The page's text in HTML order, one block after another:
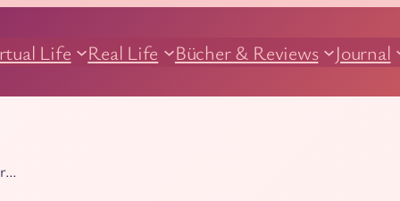
Life Real Life Bücher & Reviews Journal